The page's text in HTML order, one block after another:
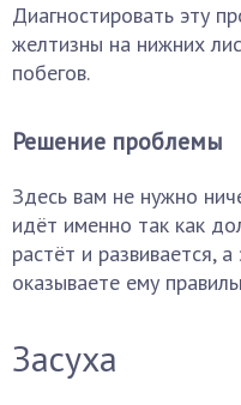
Диагностировать эту
желтизны на нижних
побегов.
Решение проблемы
Здесь вам не нужно
идёт именно так как
растёт и развивается,
оказываете ему
Засуха